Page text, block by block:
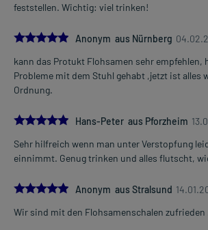
feststellen. Wichtig: viel trinken!
5.0Anonym aus Nürnberg
kann das Protukt Flohsamen sehr empfehlen,
Probleme mit dem Stuhl gehabt ,jetzt ist alles
Ordnung.
5.0
Hans-Peter aus Pforzheim
Sehr hilfreich wenn man unter Verstopfung
einnimmt. Genug trinken und alles flutscht,
5.0Anonym aus Stralsund
Wir sind mit den Flohsamenschalen zufrieden